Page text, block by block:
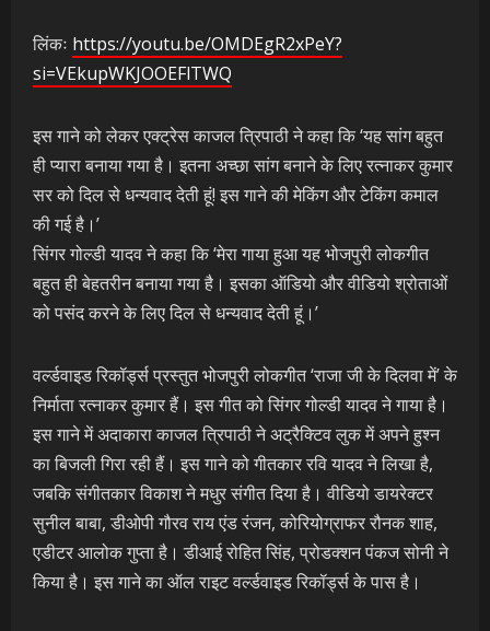
लिंकः https://youtu.be/OMDEgR2xPeY?
si=VEkupWKJOOEFlTWQ
इस गाने को लेकर एक्ट्रेस काजल त्रिपाठी ने कहा कि ‘यह सांग बहुत
ही प्यारा बनाया गया है। इतना अच्छा सांग बनाने के लिए रत्नाकर कुमार
सर को दिल से धन्यवाद देती हूं! इस गाने की मेकिंग और टेकिंग कमाल
की गई है।’
सिंगर गोल्डी यादव ने कहा कि ‘मेरा गाया हुआ यह भोजपुरी लोकगीत
बहुत ही बेहतरीन बनाया गया है। इसका ऑडियो और वीडियो श्रोताओं
को पसंद करने के लिए दिल से धन्यवाद देती हूं।’
वर्ल्डवाइड रिकॉर्ड्स प्रस्तुत भोजपुरी लोकगीत ‘राजा जी के दिलवा में’ के
निर्माता रत्नाकर कुमार हैं। इस गीत को सिंगर गोल्डी यादव ने गाया है।
इस गाने में अदाकारा काजल त्रिपाठी ने अट्रैक्टिव लुक में अपने हुश्न
का बिजली गिरा रही हैं। इस गाने को गीतकार रवि यादव ने लिखा है,
जबकि संगीतकार विकाश ने मधुर संगीत दिया है। वीडियो डायरेक्टर
सुनील बाबा, डीओपी गौरव राय एंड रंजन, कोरियोग्राफर रौनक शाह,
एडीटर आलोक गुप्ता है। डीआई रोहित सिंह, प्रोडक्शन पंकज सोनी ने
किया है। इस गाने का ऑल राइट वर्ल्डवाइड रिकॉर्ड्स के पास है।